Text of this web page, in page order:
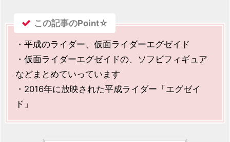
この記事のPoint☆
・平成のライダー、仮面ライダーエグゼイド
・仮面ライダーエグゼイドの、ソフビフィギュア
などまとめていっています
・2016年に放映された平成ライダー「エグゼイ
ド」